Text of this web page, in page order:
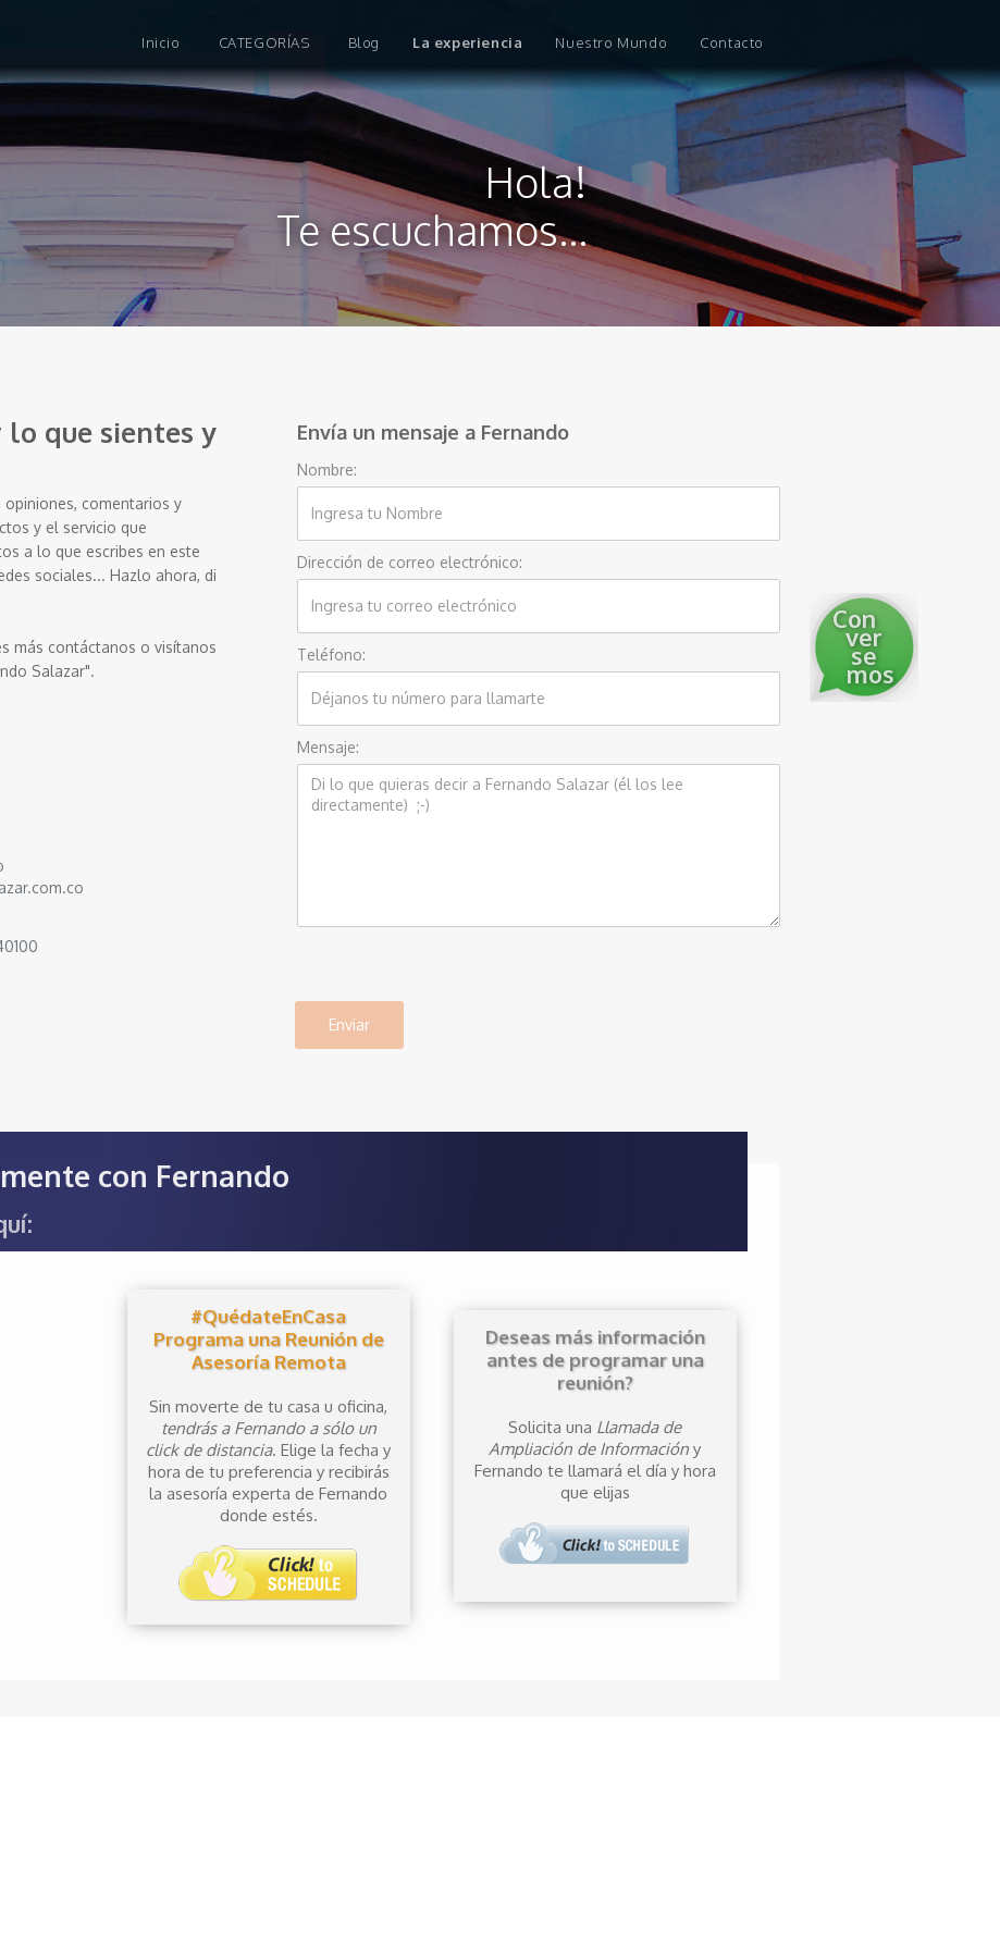
Inicio CATEGORÍAS Blog La experiencia Nuestro Mundo Contacto
Hola!
Te escuchamos...
que sientes y
comentarios y
y el servicio que
a lo que escribes en este
sociales... Hazlo ahora, di
más contáctanos o visítanos
Salazar".
Envía un mensaje a Fernando
Nombre:
Dirección de correo electrónico:
Teléfono:
Mensaje:
con Fernando
:
#QuédateEnCasa
Programa una Reunión de
Asesoría Remota
Sin moverte de tu casa u oficina,
tendrás a Fernando a sólo un
click de distancia. Elige la fecha y
hora de tu preferencia y recibirás
la asesoría experta de Fernando
donde estés.
Deseas más información
antes de programar una
reunión?
Solicita una Llamada de
Ampliación de Información y
Fernando te llamará el día y hora
que elijas
Con
ver
se
mos